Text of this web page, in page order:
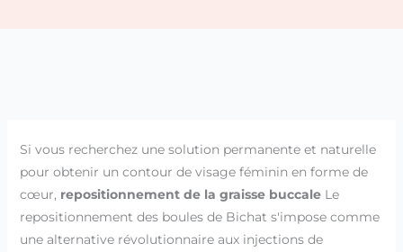
Si vous recherchez une solution permanente et naturelle
pour obtenir un contour de visage féminin en forme de
cœur, repositionnement de la graisse buccaleLe
repositionnement des boules de Bichat s'impose comme
une alternative révolutionnaire aux injections de